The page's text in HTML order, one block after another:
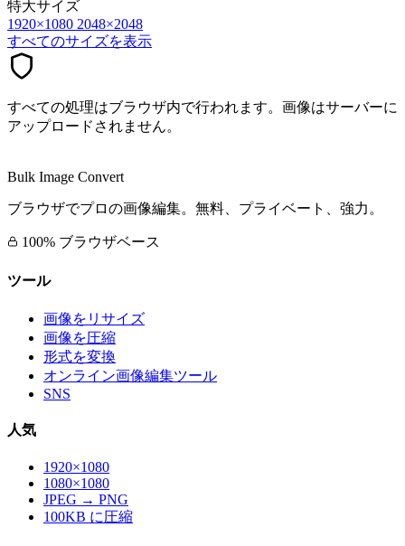
特大サイズ
1920×1080 2048×2048
すべてのサイズを表示
すべての処理はブラウザ内で行われます。画像はサーバーに
アップロードされません。
Bulk Image Convert
ブラウザでプロの画像編集。無料、プライベート、強力。
100% ブラウザベース
ツール
画像をリサイズ
画像を圧縮
形式を変換
オンライン画像編集ツール
SNS
人気
1920×1080
1080×1080
JPEG → PNG
100KB に圧縮